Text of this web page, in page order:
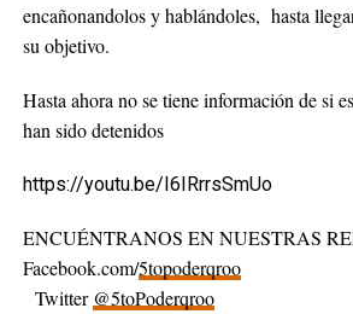
encañonandolos y hablándoles, hasta
su objetivo.
Hasta ahora no se tiene información de si
han sido detenidos
https://youtu.be/I6IRrrsSmUo
ENCUÉNTRANOS EN NUESTRAS
Facebook.com/5topoderqroo
Twitter @5toPoderqroo